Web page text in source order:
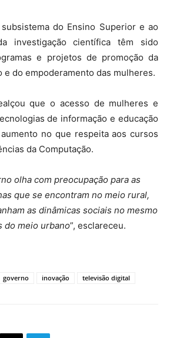
do Ensino Superior e ao
investigação científica têm sido
e projetos de promoção da
e do empoderamento das mulheres.
que o acesso de mulheres e
de informação e educação
no que respeita aos cursos
da Computação.
olha com preocupação para as
que se encontram no meio rural,
as dinâmicas sociais no mesmo
do meio urbano”, esclareceu.
governo inovação televisão digital